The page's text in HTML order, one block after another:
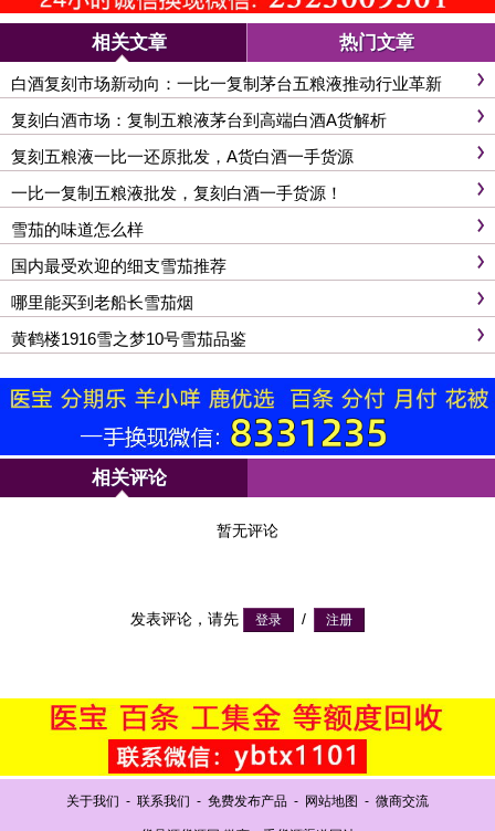
相关文章 热门文章
白酒复刻市场新动向：一比一复制茅台五粮液推动行业革新
复刻白酒市场：复制五粮液茅台到高端白酒A货解析
复刻五粮液一比一还原批发，A货白酒一手货源
一比一复制五粮液批发，复刻白酒一手货源！
雪茄的味道怎么样
国内最受欢迎的细支雪茄推荐
哪里能买到老船长雪茄烟
黄鹤楼1916雪之梦10号雪茄品鉴
相关评论
暂无评论
发表评论，请先 /
关于我们 - 联系我们 - 免费发布产品 - 网站地图 - 微商交流